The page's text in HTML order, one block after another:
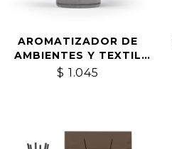
AROMATIZADOR DE
AMBIENTES Y TEXTIL
MANDARIN ROSE
$ 1.045